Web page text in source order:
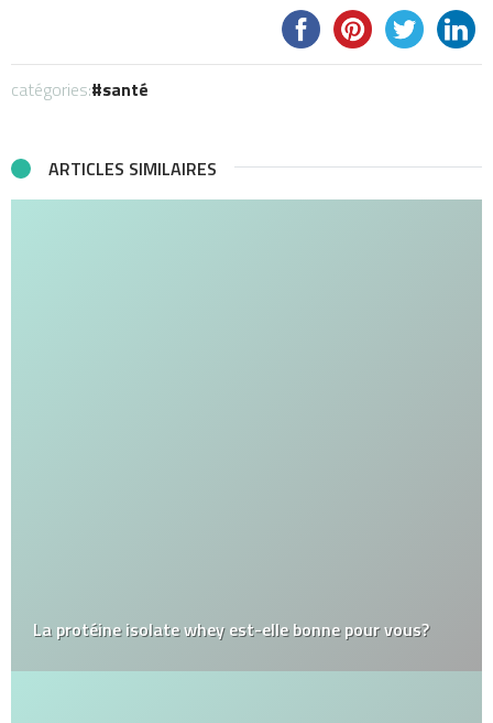
catégories: santé
ARTICLES SIMILAIRES
La protéine isolate whey est-elle bonne pour vous?